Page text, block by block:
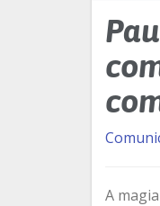
A